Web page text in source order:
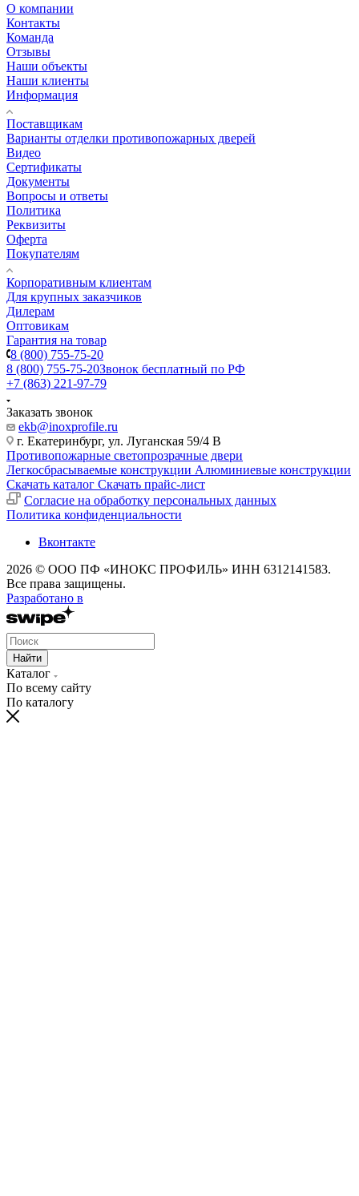
О компании
Контакты
Команда
Отзывы
Наши объекты
Наши клиенты
Информация
Поставщикам
Варианты отделки противопожарных дверей
Видео
Сертификаты
Документы
Вопросы и ответы
Политика
Реквизиты
Оферта
Покупателям
Корпоративным клиентам
Для крупных заказчиков
Дилерам
Оптовикам
Гарантия на товар
8 (800) 755-75-20
8 (800) 755-75-20Звонок бесплатный по РФ
+7 (863) 221-97-79
Заказать звонок
ekb@inoxprofile.ru
г. Екатеринбург, ул. Луганская 59/4 В
Противопожарные светопрозрачные двери
Легкосбрасываемые конструкции Алюминиевые конструкции
Скачать каталог Скачать прайс-лист
Cогласие на обработку персональных данных
Политика конфиденциальности
Вконтакте
2026 © ООО ПФ «ИНОКС ПРОФИЛЬ» ИНН 6312141583.
Все права защищены.
Разработано в
Найти
Каталог
По всему сайту
По каталогу